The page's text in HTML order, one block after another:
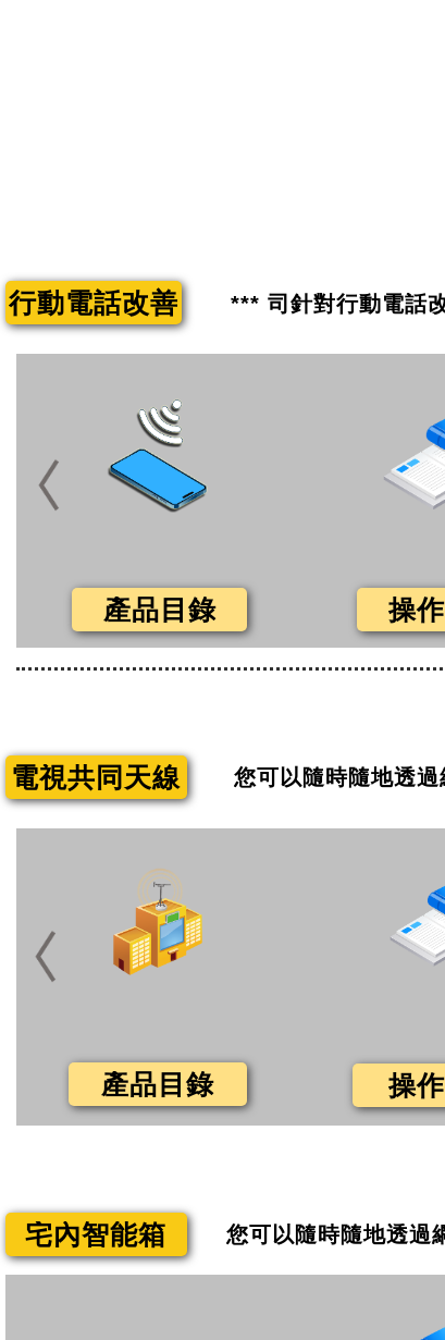
產品目錄 操
行動電話改善 *** 司針對行動電話
產品目錄 操
您可以隨時隨地透
電視共同天線
宅內智能箱 您可以隨時隨地透過